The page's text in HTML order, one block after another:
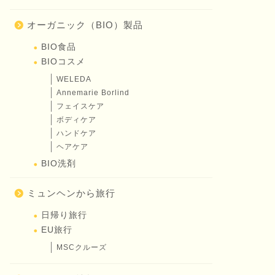
オーガニック（BIO）製品
BIO食品
BIOコスメ
WELEDA
Annemarie Borlind
フェイスケア
ボディケア
ハンドケア
ヘアケア
BIO洗剤
ミュンヘンから旅行
日帰り旅行
EU旅行
MSCクルーズ